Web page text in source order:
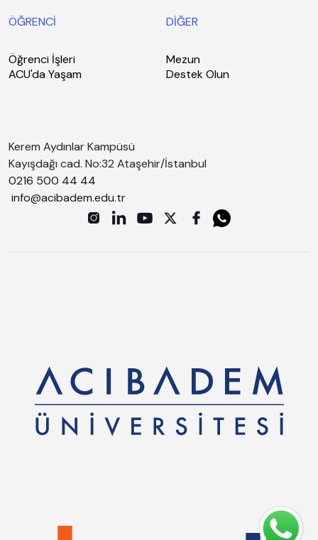
ÖĞRENCİ
Öğrenci İşleri
ACU'da Yaşam
DİĞER
Mezun
Destek Olun
Kerem Aydınlar Kampüsü
Kayışdağı cad. No:32 Ataşehir/İstanbul
0216 500 44 44
info@acibadem.edu.tr